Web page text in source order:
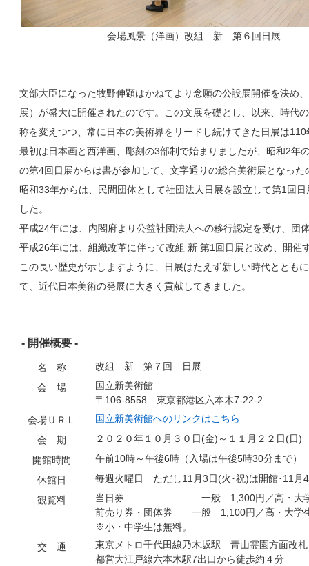
会場風景（洋画）改組 新 第６回日展
文部大臣になった牧野伸顕はかねてより念願の公設展開催を決め
展）が盛大に開催されたのです。この文展を礎とし、以来、時代
称を変えつつ、常に日本の美術界をリードし続けてきた日展は
最初は日本画と西洋画、彫刻の3部制で始まりましたが、昭和2年
の第4回日展からは書が参加して、文字通りの総合美術展となった
昭和33年からは、民間団体として社団法人日展を設立して第1回
した。
平成24年には、内閣府より公益社団法人への移行認定を受け、団
平成26年には、組織改革に伴って改組 新 第1回日展と改め、開催
この長い歴史が示しますように、日展はたえず新しい時代ととも
て、近代日本美術の発展に大きく貢献してきました。
- 開催概要 -
名 称
改組 新 第７回 日展
会 場
国立新美術館
〒106-8558 東京都港区六本木7-22-2
会場ＵＲＬ
国立新美術館へのリンクはこちら
会 期
２０２０年１０月３０日(金)～１１月２２日(日)
開館時間
午前10時～午後6時（入場は午後5時30分まで）
休館日
毎週火曜日 ただし11月3日(火･祝)は開館･11月
観覧料
当日券 一般 1,300円／高・大学
前売り券・団体券 一般 1,100円／高・大
※小・中学生は無料。
交 通
東京メトロ千代田線乃木坂駅 青山霊園方面改
都営大江戸線六本木駅7出口から徒歩約４分